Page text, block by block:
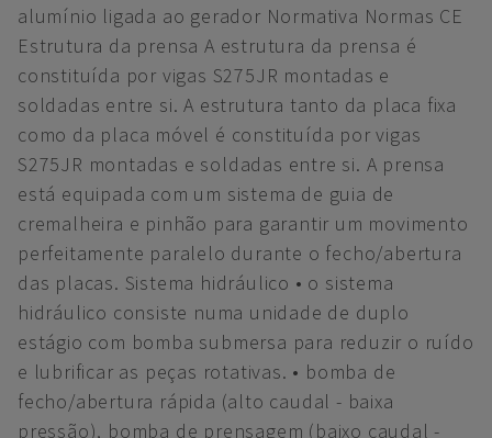
alumínio ligada ao gerador Normativa Normas CE
Estrutura da prensa A estrutura da prensa é
constituída por vigas S275JR montadas e
soldadas entre si. A estrutura tanto da placa fixa
como da placa móvel é constituída por vigas
S275JR montadas e soldadas entre si. A prensa
está equipada com um sistema de guia de
cremalheira e pinhão para garantir um movimento
perfeitamente paralelo durante o fecho/abertura
das placas. Sistema hidráulico • o sistema
hidráulico consiste numa unidade de duplo
estágio com bomba submersa para reduzir o ruído
e lubrificar as peças rotativas. • bomba de
fecho/abertura rápida (alto caudal - baixa
pressão), bomba de prensagem (baixo caudal -